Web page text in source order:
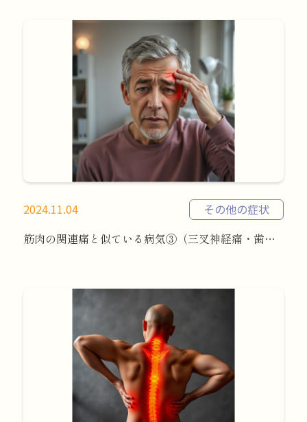
2024.11.04
その他の症状
筋肉の関連痛と似ている病気③（三叉神経痛・歯痛）